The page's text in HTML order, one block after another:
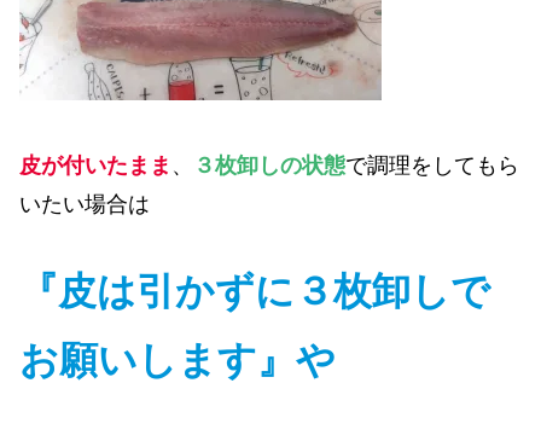
皮が付いたまま 、 ３枚卸しの状態で調理をしてもら
いたい場合は
『皮は引かずに３枚卸しで
お願いします』や